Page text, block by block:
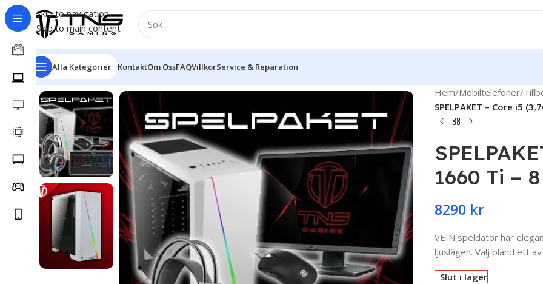
Skip to navigation
Skip to main content
Alla Kategorier KontaktOm OssFAQVillkorService & Reparation
Hem/Mobiltelefoner/
SPELPAKET – Core i5
1660 Ti –
8290 kr
VEIN speldator har
ljuslägen. Välj bland ett
Slut i lager